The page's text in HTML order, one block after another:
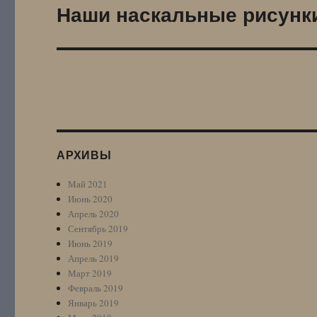
Следующая
Наши наскальные
АРХИВЫ
Май 2021
Июнь 2020
Апрель 2020
Сентябрь 2019
Июнь 2019
Апрель 2019
Март 2019
Февраль 2019
Январь 2019